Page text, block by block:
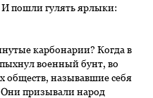
пошли гулять ярлыки:
карбонарии? Когда в
военный бунт, во
обществ, называвшие себя
призывали народ